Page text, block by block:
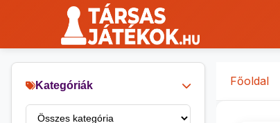
Kategóriák Főoldal